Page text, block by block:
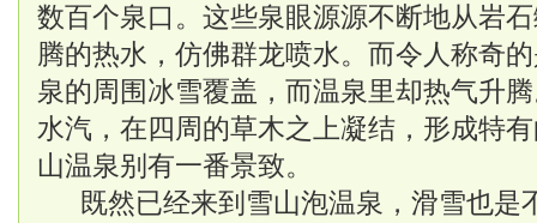
数百个泉口。这些泉眼源源不断地从岩
腾的热水，仿佛群龙喷水。而令人称奇
泉的周围冰雪覆盖，而温泉里却热气升
水汽，在四周的草木之上凝结，形成特
山温泉别有一番景致。
既然已经来到雪山泡温泉， 滑雪也是